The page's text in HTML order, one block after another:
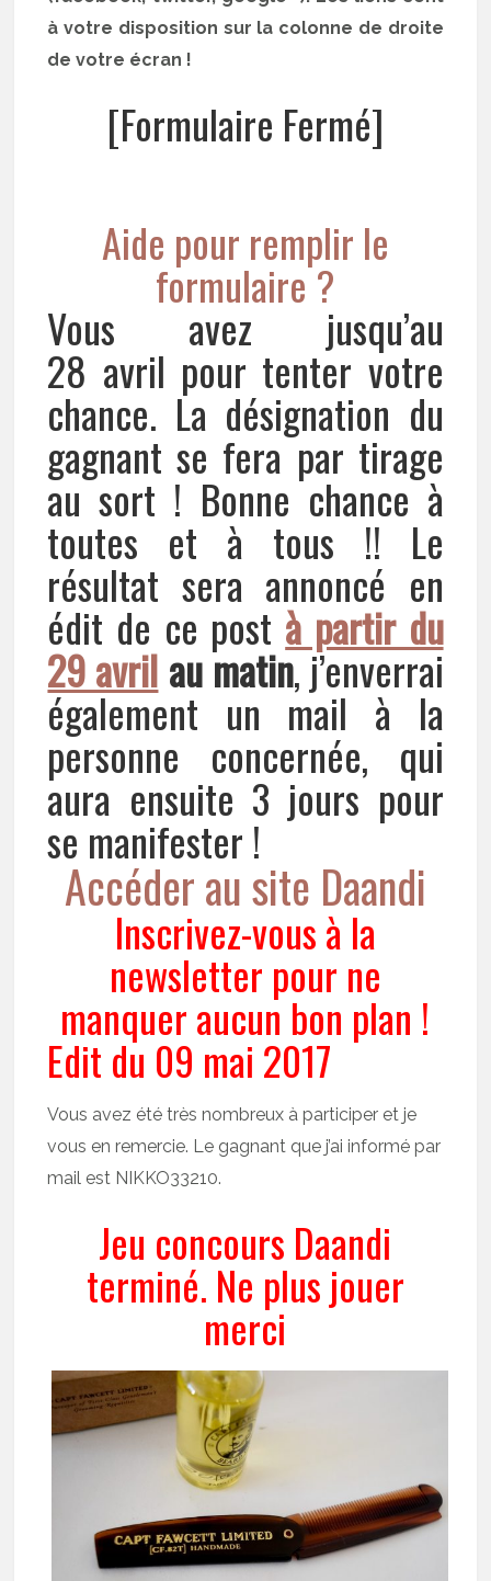
à votre disposition sur la colonne de droite
de votre écran !
[Formulaire Fermé]
Aide pour remplir le
formulaire ?
Vous avez jusqu’au
28 avril pour tenter votre
chance. La désignation du
gagnant se fera par tirage
au sort ! Bonne chance à
toutes et à tous !! Le
résultat sera annoncé en
édit de ce post à partir du
29 avril au matin, j’enverrai
également un mail à la
personne concernée, qui
aura ensuite 3 jours pour
se manifester !
Accéder au site Daandi
Inscrivez-vous à la
newsletter pour ne
manquer aucun bon plan !
Edit du 09 mai 2017
Vous avez été très nombreux à participer et je
vous en remercie. Le gagnant que j’ai informé par
mail est NIKKO33210.
Jeu concours Daandi
terminé. Ne plus jouer
merci